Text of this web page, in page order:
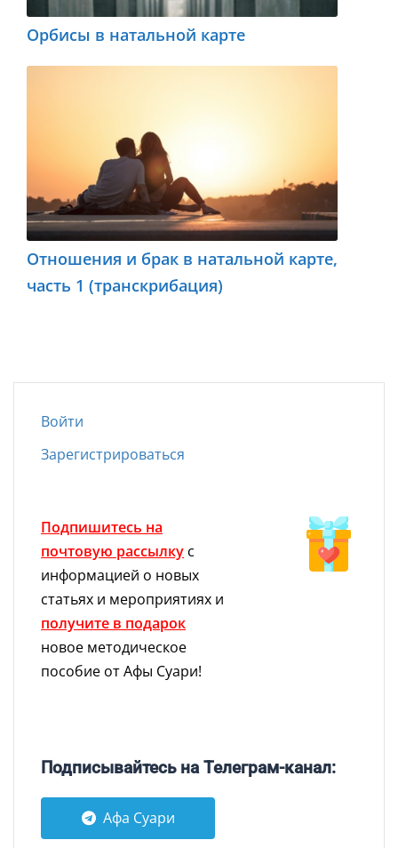
Орбисы в натальной карте
Отношения и брак в натальной карте,
часть 1 (транскрибация)
Войти
Зарегистрироваться
Подпишитесь на
почтовую рассылку с
информацией о новых
статьях и мероприятиях и
получите в подарок
новое методическое
пособие от Афы Суари!
Подписывайтесь на Телеграм-канал:
Афа Суари